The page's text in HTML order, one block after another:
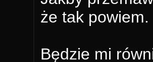
że tak powiem.
Będzie mi